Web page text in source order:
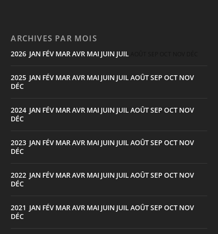
ARCHIVES PAR MOIS
2026 JAN FÉV MARAVR MAI JUIN JUIL
2025 JAN FÉV MARAVR MAI JUIN JUILAOÛTSEP OCT NOV
DÉC
2024 JAN FÉV MARAVR MAI JUIN JUILAOÛTSEP OCT NOV
DÉC
2023 JAN FÉV MARAVR MAI JUIN JUILAOÛTSEP OCT NOV
DÉC
2022 JAN FÉV MARAVR MAI JUIN JUILAOÛTSEP OCT NOV
DÉC
2021 JAN FÉV MARAVR MAI JUIN JUILAOÛTSEP OCT NOV
DÉC